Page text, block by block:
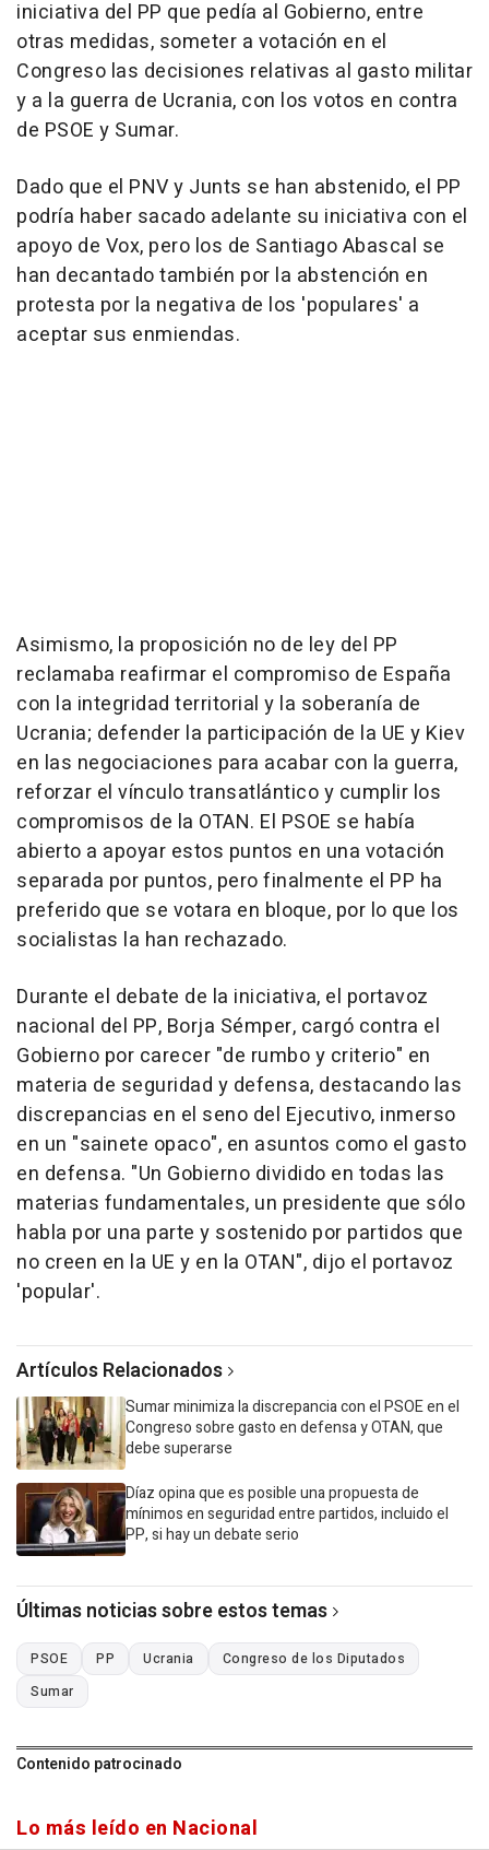
iniciativa del PP que pedía al Gobierno, entre
otras medidas, someter a votación en el
Congreso las decisiones relativas al gasto militar
y a la guerra de Ucrania, con los votos en contra
de PSOE y Sumar.
Dado que el PNV y Junts se han abstenido, el PP
podría haber sacado adelante su iniciativa con el
apoyo de Vox, pero los de Santiago Abascal se
han decantado también por la abstención en
protesta por la negativa de los 'populares' a
aceptar sus enmiendas.
Asimismo, la proposición no de ley del PP
reclamaba reafirmar el compromiso de España
con la integridad territorial y la soberanía de
Ucrania; defender la participación de la UE y Kiev
en las negociaciones para acabar con la guerra,
reforzar el vínculo transatlántico y cumplir los
compromisos de la OTAN. El PSOE se había
abierto a apoyar estos puntos en una votación
separada por puntos, pero finalmente el PP ha
preferido que se votara en bloque, por lo que los
socialistas la han rechazado.
Durante el debate de la iniciativa, el portavoz
nacional del PP, Borja Sémper, cargó contra el
Gobierno por carecer "de rumbo y criterio" en
materia de seguridad y defensa, destacando las
discrepancias en el seno del Ejecutivo, inmerso
en un "sainete opaco", en asuntos como el gasto
en defensa. "Un Gobierno dividido en todas las
materias fundamentales, un presidente que sólo
habla por una parte y sostenido por partidos que
no creen en la UE y en la OTAN", dijo el portavoz
'popular'.
Artículos Relacionados
Sumar minimiza la discrepancia con el PSOE en el
Congreso sobre gasto en defensa y OTAN, que
debe superarse
Díaz opina que es posible una propuesta de
mínimos en seguridad entre partidos, incluido el
PP, si hay un debate serio
Últimas noticias sobre estos temas
PSOE PP Ucrania
Congreso de los Diputados
Sumar
Contenido patrocinado
Lo más leído en Nacional